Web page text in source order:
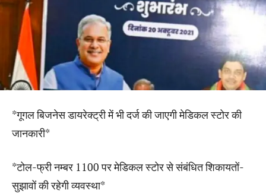
*गूगल बिजनेस डायरेक्ट्री में भी दर्ज की जाएगी मेडिकल स्टोर की
जानकारी*
*टोल-फ्री नम्बर 1100 पर मेडिकल स्टोर से संबंधित शिकायतों-
सुझावों की रहेगी व्यवस्था*